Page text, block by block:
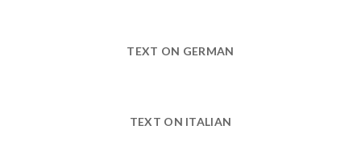
TEXT ON GERMAN
TEXT ON ITALIAN